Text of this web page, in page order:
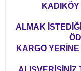
ALMAK
KARGO